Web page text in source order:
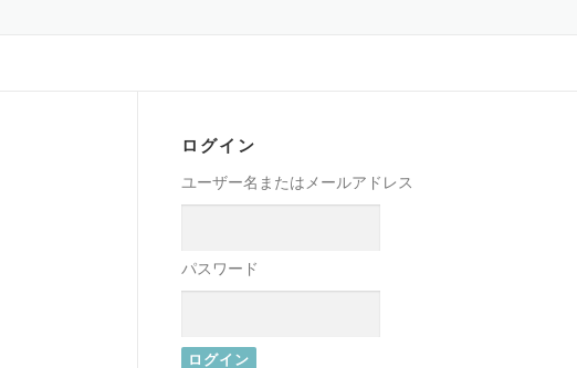
ログイン
ユーザー名またはメールアドレス
パスワード